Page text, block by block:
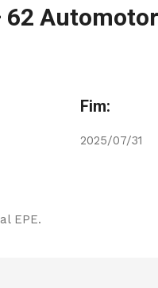
62
Fim:
2025/07/31
EPE.